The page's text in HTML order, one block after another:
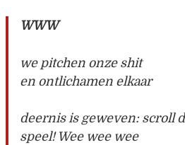
WWW
we pitchen onze shit
en ontlichamen elkaar
deernis is geweven: scroll
speel! Wee wee wee